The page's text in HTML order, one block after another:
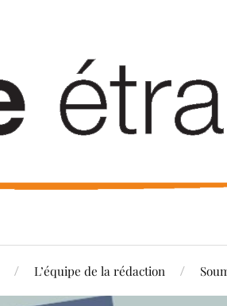
L’équipe de la rédaction